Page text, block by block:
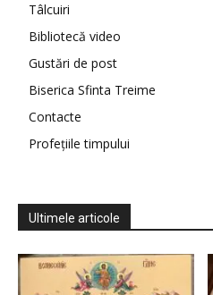
Tâlcuiri
Bibliotecă video
Gustări de post
Biserica Sfinta Treime
Contacte
Profețiile timpului
Ultimele articole